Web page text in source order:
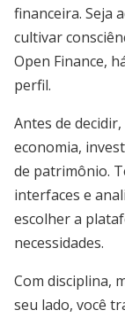
financeira. Seja
cultivar
Open Finance,
perfil.
Antes de
economia,
de patrimônio.
interfaces e
escolher a
necessidades.
Com disciplina,
seu lado, você